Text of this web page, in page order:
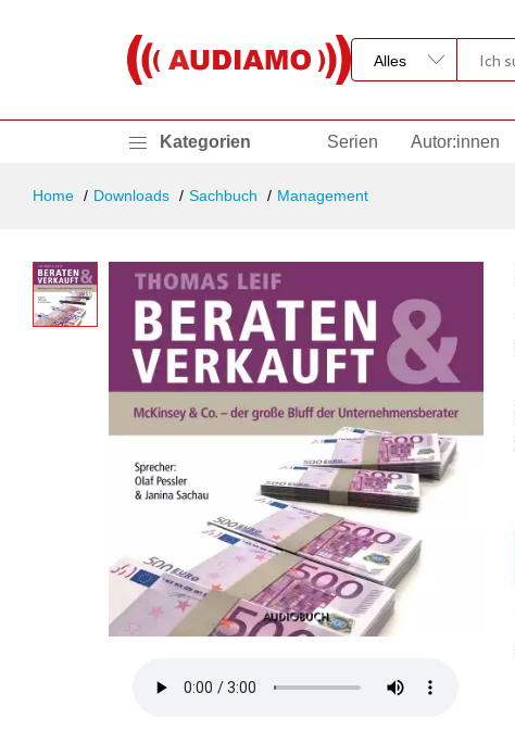
Kategorien Serien Autor:innen
Home Downloads Sachbuch Management